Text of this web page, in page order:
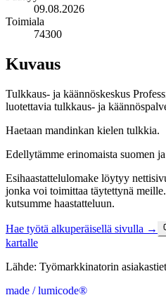
09.08.2026
Toimiala
74300
Kuvaus
Tulkkaus- ja käännöskeskus
luotettavia tulkkaus- ja
Haetaan mandinkan kielen tulkkia.
Edellytämme erinomaista suomen
Esihaastattelulomake löytyy
jonka voi toimittaa täytettynä
kutsumme haastatteluun.
Hae työtä alkuperäisellä sivulla →
kartalle
Lähde: Työmarkkinatorin
made / lumicode®